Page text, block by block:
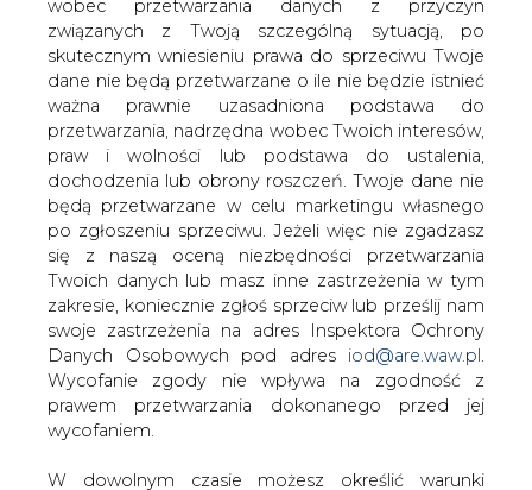
wobec przetwarzania danych z przyczyn
związanych z Twoją szczególną sytuacją, po
skutecznym wniesieniu prawa do sprzeciwu Twoje
dane nie będą przetwarzane o ile nie będzie istnieć
ważna prawnie uzasadniona podstawa do
przetwarzania, nadrzędna wobec Twoich interesów,
praw i wolności lub podstawa do ustalenia,
dochodzenia lub obrony roszczeń. Twoje dane nie
będą przetwarzane w celu marketingu własnego
po zgłoszeniu sprzeciwu. Jeżeli więc nie zgadzasz
się z naszą oceną niezbędności przetwarzania
Twoich danych lub masz inne zastrzeżenia w tym
zakresie, koniecznie zgłoś sprzeciw lub prześlij nam
swoje zastrzeżenia na adres Inspektora Ochrony
Danych Osobowych pod adres iod@are.waw.pl
Wycofanie zgody nie wpływa na zgodność z
prawem przetwarzania dokonanego przed jej
wycofaniem.
W dowolnym czasie możesz określić warunki
Część firm naftowych w Albercie
zwróciła się do rządu prowincji o
narzucenie ograniczeń wydobycia ropy,
by zahamować spadki cen. Apel do
rządu prowincji wystosował m.in.
Cenovus Energy. Dołączył do niego
koncern Canadian Natural Resources.
Premier Alberty Rachel Notley powiedziała w czwartek,
że niska cena kanadyjskiej ropy stała się problemem, że
rząd "gwałtownie" szuka rozwiązań, ale zwróciła uwagę, iż
wśród samych firm wydobywczych nie ma zgody co do
ograniczania produkcji.
Husky Energy, Imperial Oil i Suncor Energy nie chcą
takich odgórnych ograniczeń.
W czwartek, gdy spór między firmami naftowymi trwał,
cena kanadyjskiej ropy wydobywanej z piasków